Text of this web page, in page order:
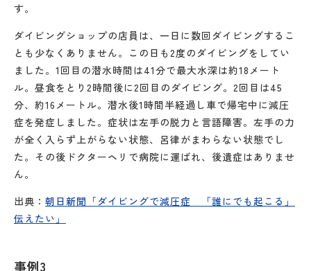
す。
ダイビングショップの店員は、一日に数回ダイビングするこ
とも少なくありません。この日も2度のダイビングをしてい
ました。1回目の潜水時間は41分で最大水深は約18メート
ル。昼食をとり2時間後に2回目のダイビング。2回目は45
分、約16メートル。潜水後1時間半経過し車で帰宅中に減圧
症を発症しました。症状は左手の脱力と言語障害。左手の力
が全く入らず上がらない状態、呂律がまわらない状態でし
た。その後ドクターヘリで病院に運ばれ、後遺症はありませ
ん。
出典： 朝日新聞「ダイビングで減圧症 「誰にでも起こる」
伝えたい」
事例3